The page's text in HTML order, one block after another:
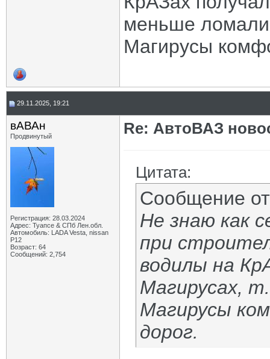
меньше
Магирусы
29.11.2025, 19:21
вАВАн
Продвинутый
Регистрация: 28.03.2024
Адрес: Туапсе & СПб Лен.обл.
Автомобиль: LADA Vesta, nissan
P12
Возраст: 64
Сообщений: 2,754
Re: АвтоВАЗ
Цитата:
Сообщение
Не знаю как
при
водилы на
Магирусах,
Магирусы
дорог.